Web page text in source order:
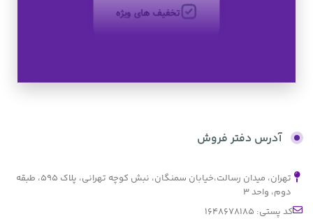
کالای اصل
آدرس دفتر فروش
تهران، میدان رسالت،خیابان سمنگان، نبش کوچه تهرانی، پلاک ۵۹۵، طبقه
دوم، واحد ۳
کد پستی: 1648678185